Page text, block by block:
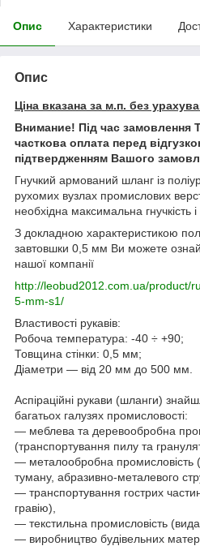
Опис Характеристики
Опис
Ціна вказана за м.п. без
Внимание! Під час замовлення
часткова оплата перед
підтвердженням Вашого
Гнучкий армований шланг із
рухомих вузлах промислових
необхідна максимальна гнучкість і
З докладною характеристикою
завтовшки 0,5 мм Ви можете
нашої компанії
http://leobud2012.com.ua/product/
5-mm-s1/
Властивості рукавів:
Робоча температура: -40 ÷ +90;
Товщина стінки: 0,5 мм;
Діаметри — від 20 мм до 500 мм.
Аспіраційні рукави (шланги)
багатьох галузях промисловості:
— меблева та деревообробна
(транспортування пилу та
— металообробна промисловість
туману, абразивно-металевого
— транспортування гострих
гравію),
— текстильна промисловість
— виробництво будівельних